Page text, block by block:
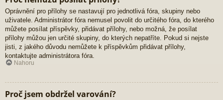
Oprávnění pro přílohy se nastavují pro jednotlivá fóra, skupiny nebo
uživatele. Administrátor fóra nemusel povolit do určitého fóra, do kterého
můžete posílat příspěvky, přidávat přílohy, nebo možná, že posílat
přílohy můžou jen určité skupiny, do kterých nepatříte. Pokud si nejste
jisti, z jakého důvodu nemůžete k příspěvkům přidávat přílohy,
kontaktujte administrátora fóra.
Nahoru
Proč jsem obdržel varování?